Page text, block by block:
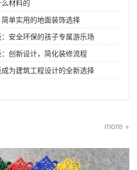
材料的
单实用的地面装饰选择
安全环保的孩子专属游乐场
创新设计，简化装修流程
为建筑工程设计的全新选择
more +